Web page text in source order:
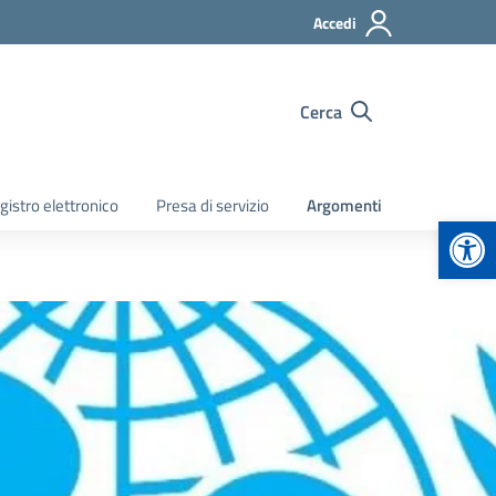
Accedi
Cerca
elettronico Presa di servizio Argomenti